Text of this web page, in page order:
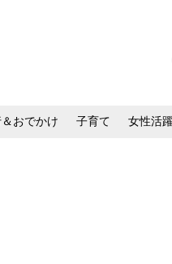
おでかけ 子育て 女性活